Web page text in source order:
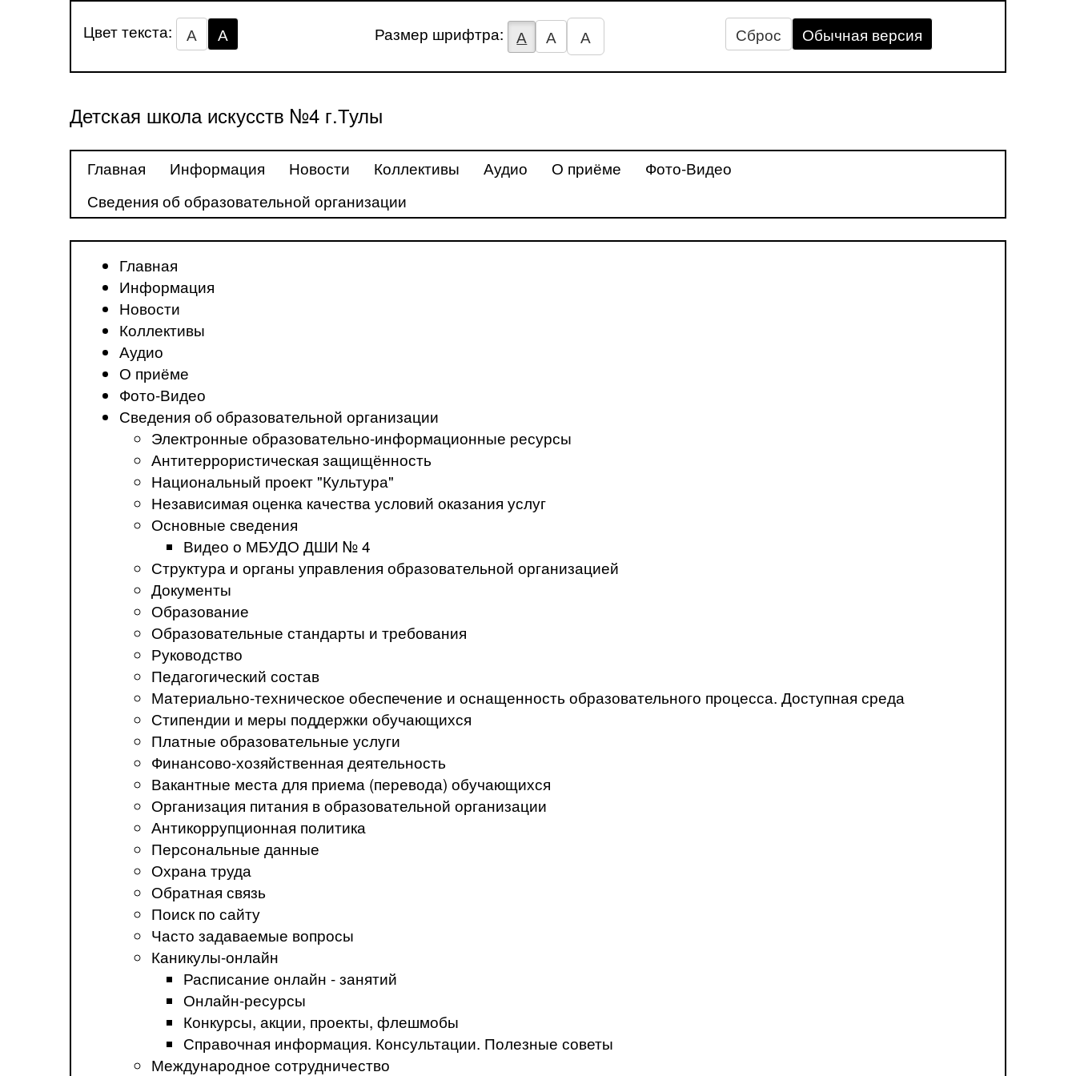
Цвет текста: А А Размер шрифтра: А А А Сброс Обычная версия
Детская школа искусств №4 г.Тулы
Главная Информация Новости Коллективы Аудио О приёме
Фото-Видео
Сведения об образовательной организации
Главная
Информация
Новости
Коллективы
Аудио
О приёме
Фото-Видео
Сведения об образовательной организации
Электронные образовательно-информационные ресурсы
Антитеррористическая защищённость
Национальный проект "Культура"
Независимая оценка качества условий оказания услуг
Основные сведения
Видео о МБУДО ДШИ № 4
Структура и органы управления образовательной организацией
Документы
Образование
Образовательные стандарты и требования
Руководство
Педагогический состав
Материально-техническое обеспечение и оснащенность образовательного процесса. Доступная среда
Стипендии и меры поддержки обучающихся
Платные образовательные услуги
Финансово-хозяйственная деятельность
Вакантные места для приема (перевода) обучающихся
Организация питания в образовательной организации
Антикоррупционная политика
Персональные данные
Охрана труда
Обратная связь
Поиск по сайту
Часто задаваемые вопросы
Каникулы-онлайн
Расписание онлайн - занятий
Онлайн-ресурсы
Конкурсы, акции, проекты, флешмобы
Справочная информация. Консультации. Полезные советы
Международное сотрудничество